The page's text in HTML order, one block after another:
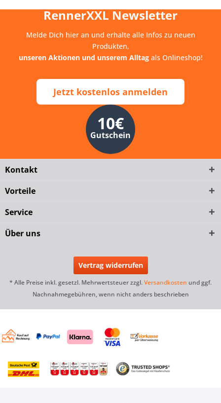
RennerXXL Newsletter
Melde Dich hier an und erhalte alle Infos zu neuen
Produkten,
unseren Aktionen und unserem Alltagals Onlineshop!
Jetzt kostenlos anmelden
10€
Gutschein
Kontakt
Vorteile
Service
Über uns
Vertrag widerrufen
* Alle Preise inkl. gesetzl. Mehrwertsteuer zzgl.Versandkosten und ggf.
Nachnahmegebühren, wenn nicht anders beschrieben